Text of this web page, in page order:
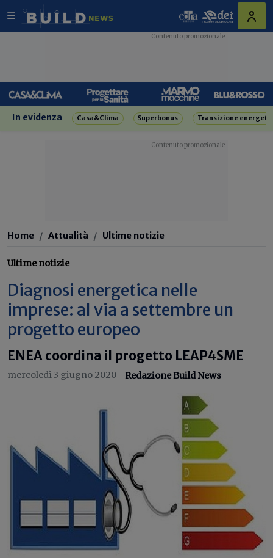
In evidenza Casa&Clima Superbonus Transizione
Home Attualità Ultime notizie
Ultime notizie
Diagnosi energetica nelle
imprese: al via a settembre un
progetto europeo
ENEA coordina il progetto LEAP4SME
mercoledì 3 giugno 2020 - Redazione Build News